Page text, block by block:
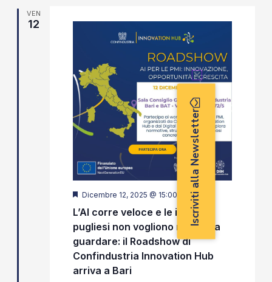
VEN
12
Segnalati
Dicembre 12, 2025 @ 15:00 18:00
L’AI corre veloce e le imprese
pugliesi non vogliono restare a
guardare: il Roadshow di
Confindustria Innovation Hub
arriva a Bari
Iscriviti alla Newsletter